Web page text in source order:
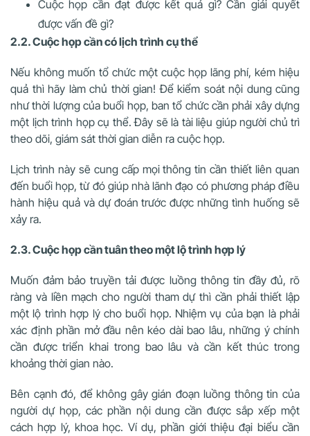
Cuộc họp cần đạt được kết quả gì? Cần giải quyết
được vấn đề gì?
2.2. Cuộc họp cần có lịch trình cụ thể
Nếu không muốn tổ chức một cuộc họp lãng phí, kém hiệu
quả thì hãy làm chủ thời gian! Để kiểm soát nội dung cũng
như thời lượng của buổi họp, ban tổ chức cần phải xây dựng
một lịch trình họp cụ thể. Đây sẽ là tài liệu giúp người chủ trì
theo dõi, giám sát thời gian diễn ra cuộc họp.
Lịch trình này sẽ cung cấp mọi thông tin cần thiết liên quan
đến buổi họp, từ đó giúp nhà lãnh đạo có phương pháp điều
hành hiệu quả và dự đoán trước được những tình huống sẽ
xảy ra.
2.3. Cuộc họp cần tuân theo một lộ trình hợp lý
Muốn đảm bảo truyền tải được luồng thông tin đầy đủ, rõ
ràng và liền mạch cho người tham dự thì cần phải thiết lập
một lộ trình hợp lý cho buổi họp. Nhiệm vụ của bạn là phải
xác định phần mở đầu nên kéo dài bao lâu, những ý chính
cần được triển khai trong bao lâu và cần kết thúc trong
khoảng thời gian nào.
Bên cạnh đó, để không gây gián đoạn luồng thông tin của
người dự họp, các phần nội dung cần được sắp xếp một
cách hợp lý, khoa học. Ví dụ, phần giới thiệu đại biểu cần